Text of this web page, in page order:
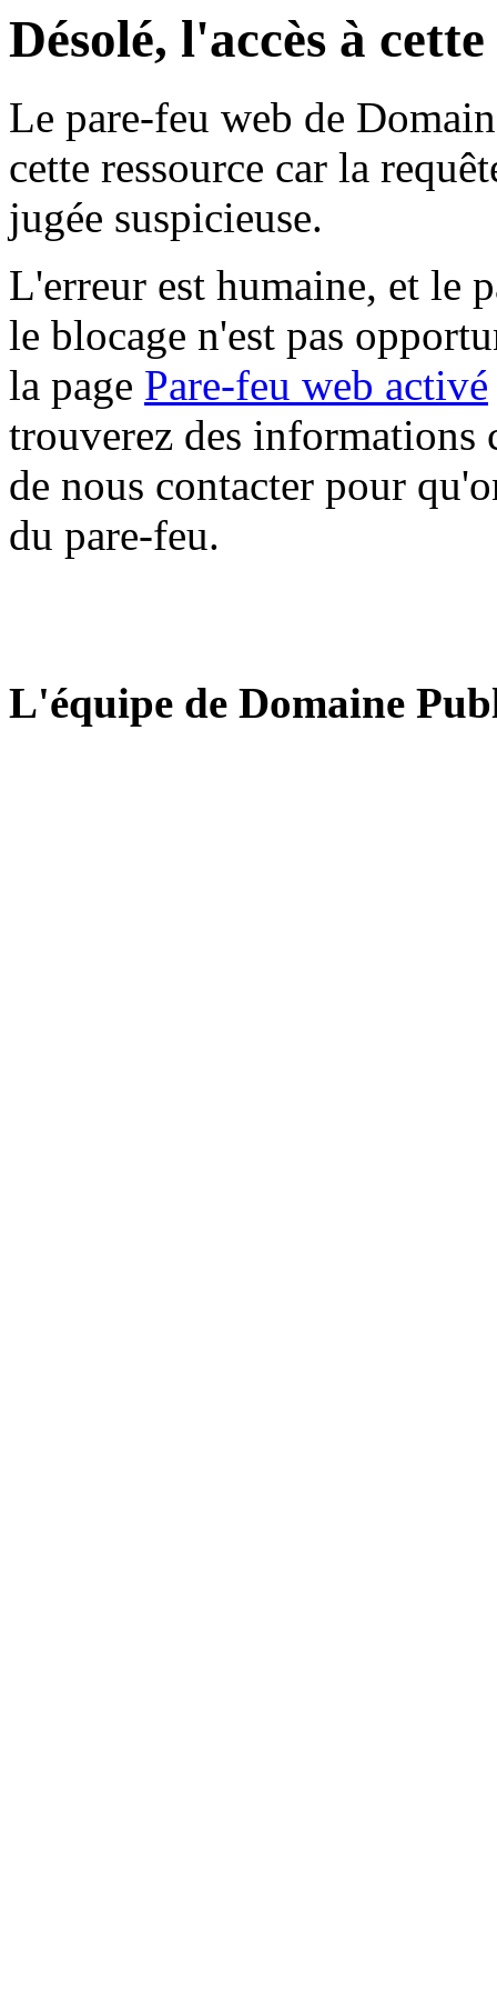
Désolé, l'accès à
Le pare-feu web de
cette ressource car la
jugée suspicieuse.
L'erreur est humaine, et le
le blocage n'est pas
la page Pare-feu web activé
trouverez des informations
de nous contacter pour
du pare-feu.
L'équipe de Domaine